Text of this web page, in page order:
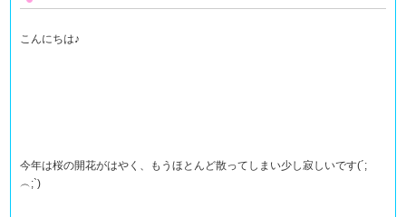
こんにちは♪
今年は桜の開花がはやく、もうほとんど散ってしまい少し寂しいです(´;
︵;`)